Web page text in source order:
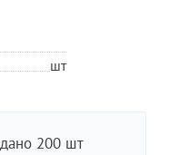
шт
200 шт